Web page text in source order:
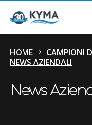
HOME
CAMPIONI
NEWS AZIENDALI
News